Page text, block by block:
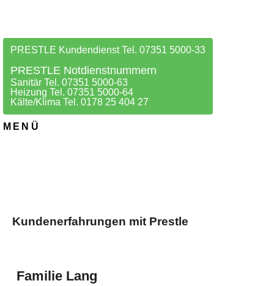
PRESTLE Kundendienst Tel. 07351 5000-33
PRESTLE Notdienstnummern
Sanitär Tel. 07351 5000-63
Heizung Tel. 07351 5000-64
Kälte/Klima Tel. 0178 25 404 27
MENÜ
Kundenerfahrungen mit Prestle
Familie Lang